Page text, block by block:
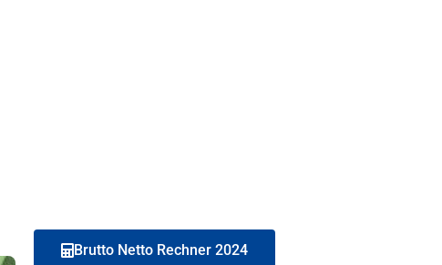
Brutto Netto Rechner 2024